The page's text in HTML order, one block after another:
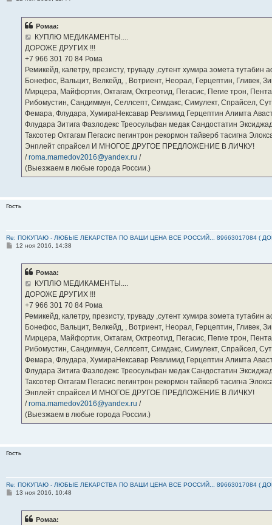
Ромаа:
КУПЛЮ МЕДИКАМЕНТЫ....
ДОРОЖЕ ДРУГИХ !!!
‪+7 966 301 70 84‬ Рома
Ремикейд, калетру, презисту, труваду ,сутент хумира зомета
Бонефос, Вальцит, Велкейд, , Вотриент, Неорал, Герцептин, Гливек,
Мирцера, Майфортик, Октагам, Октреотид, Пегасис, Пегие трон,
Рибомустин, Сандиммун, Селлсепт, Симдакс, Симулект, Спрайсел,
Фемара, Флудара, ХумираНексавар Ревлимид Герцептин Алимта
Флудара Зитига Фазлодекс Треосульфан медак Сандостатин
Таксотер Октагам Пегасис пегинтрон рекормон тайверб тасигна
Энплейт спрайсел И МНОГОЕ ДРУГОЕ ПРЕДЛОЖЕНИЕ В ЛИЧКУ!
/roma.mamedov2016@yandex.ru /
(Выезжаем в любые города России.)
Гость
Re: ПОКУПАЮ - ЛЮБЫЕ ЛЕКАРСТВА ПО ВАШИ ЦЕНА ВСЕ РОССИЙ... 89663017084 (
С12 ноя 2016, 14:38
Ромаа:
КУПЛЮ МЕДИКАМЕНТЫ....
ДОРОЖЕ ДРУГИХ !!!
‪+7 966 301 70 84‬ Рома
Ремикейд, калетру, презисту, труваду ,сутент хумира зомета
Бонефос, Вальцит, Велкейд, , Вотриент, Неорал, Герцептин, Гливек,
Мирцера, Майфортик, Октагам, Октреотид, Пегасис, Пегие трон,
Рибомустин, Сандиммун, Селлсепт, Симдакс, Симулект, Спрайсел,
Фемара, Флудара, ХумираНексавар Ревлимид Герцептин Алимта
Флудара Зитига Фазлодекс Треосульфан медак Сандостатин
Таксотер Октагам Пегасис пегинтрон рекормон тайверб тасигна
Энплейт спрайсел И МНОГОЕ ДРУГОЕ ПРЕДЛОЖЕНИЕ В ЛИЧКУ!
/roma.mamedov2016@yandex.ru /
(Выезжаем в любые города России.)
Гость
Re: ПОКУПАЮ - ЛЮБЫЕ ЛЕКАРСТВА ПО ВАШИ ЦЕНА ВСЕ РОССИЙ... 89663017084 (
С13 ноя 2016, 10:48
Ромаа: